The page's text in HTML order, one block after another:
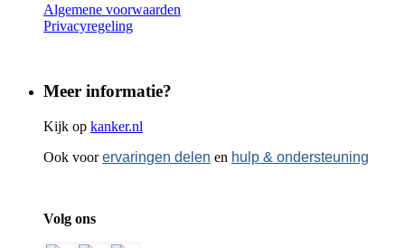
Algemene voorwaarden
Privacyregeling
Meer informatie?
Kijk op kanker.nl
Ook voorervaringen delen en hulp & ondersteuning
Volg ons